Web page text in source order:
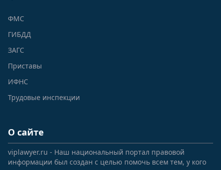
ФМС
ГИБДД
ЗАГС
Приставы
ИФНС
Трудовые инспекции
О сайте
viplawyer.ru - Наш национальный портал правовой
информации был создан с целью помочь всем тем, у кого